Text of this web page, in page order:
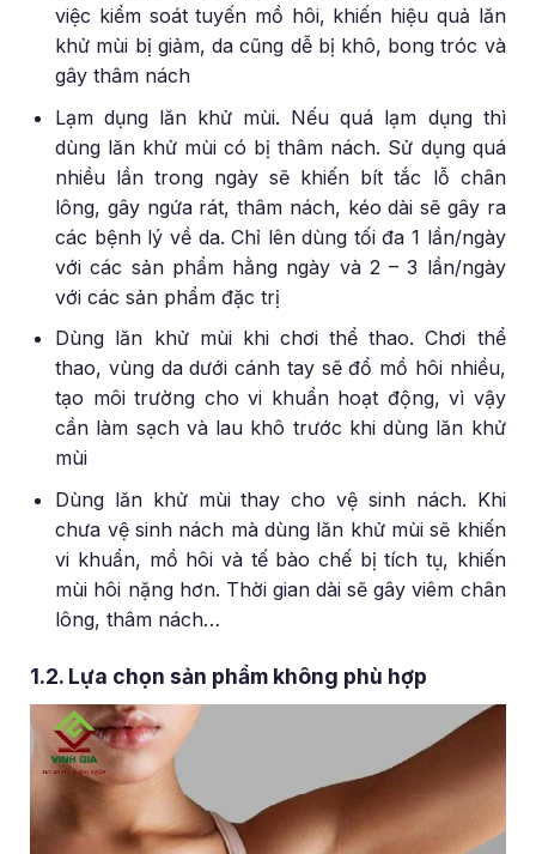
việc kiểm soát tuyến mồ hôi, khiến hiệu quả lăn
khử mùi bị giảm, da cũng dễ bị khô, bong tróc và
gây thâm nách
Lạm dụng lăn khử mùi. Nếu quá lạm dụng thì
dùng lăn khử mùi có bị thâm nách. Sử dụng quá
nhiều lần trong ngày sẽ khiến bít tắc lỗ chân
lông, gây ngứa rát, thâm nách, kéo dài sẽ gây ra
các bệnh lý về da. Chỉ lên dùng tối đa 1 lần/ngày
với các sản phẩm hằng ngày và 2 – 3 lần/ngày
với các sản phẩm đặc trị
Dùng lăn khử mùi khi chơi thể thao. Chơi thể
thao, vùng da dưới cánh tay sẽ đổ mồ hôi nhiều,
tạo môi trường cho vi khuẩn hoạt động, vì vậy
cần làm sạch và lau khô trước khi dùng lăn khử
mùi
Dùng lăn khử mùi thay cho vệ sinh nách. Khi
chưa vệ sinh nách mà dùng lăn khử mùi sẽ khiến
vi khuẩn, mồ hôi và tế bào chế bị tích tụ, khiến
mùi hôi nặng hơn. Thời gian dài sẽ gây viêm chân
lông, thâm nách…
1.2. Lựa chọn sản phẩm không phù hợp